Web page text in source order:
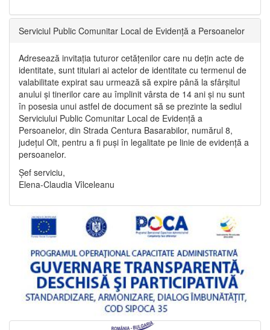
Serviciul Public Comunitar Local de Evidență a Persoanelor
Adresează invitația tuturor cetățenilor care nu dețin acte de
identitate, sunt titulari ai actelor de identitate cu termenul de
valabilitate expirat sau urmează să expire până la sfârșitul
anului și tinerilor care au împlinit vârsta de 14 ani și nu sunt
în posesia unui astfel de document să se prezinte la sediul
Serviciului Public Comunitar Local de Evidență a
Persoanelor, din Strada Centura Basarabilor, numărul 8,
județul Olt, pentru a fi puși în legalitate pe linie de evidență a
persoanelor.
Șef serviciu,
Elena-Claudia Vîlceleanu